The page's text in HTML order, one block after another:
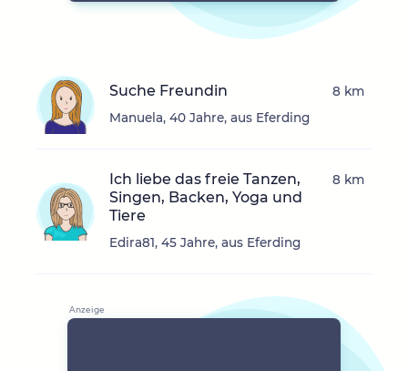
Suche Freundin
Manuela, 40 Jahre, aus Eferding
8 km
Ich liebe das freie Tanzen,
Singen, Backen, Yoga und
Tiere
Edira81, 45 Jahre, aus Eferding
8 km